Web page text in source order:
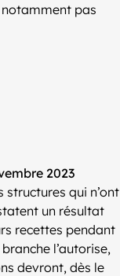
notamment pas
2023
qui n’ont
un résultat
recettes pendant
l’autorise,
devront, dès le